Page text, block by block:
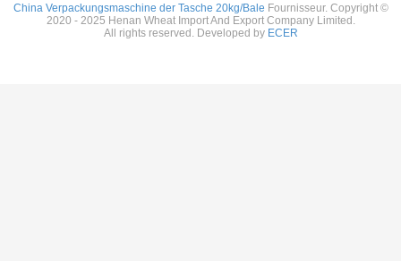
China Verpackungsmaschine der Tasche 20kg/Bale Fournisseur. Copyright ©
2020 - 2025 Henan Wheat Import And Export Company Limited.
All rights reserved. Developed by ECER